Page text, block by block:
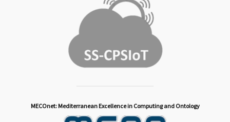
MECOnet: Mediterranean Excellence in Computing and Ontology